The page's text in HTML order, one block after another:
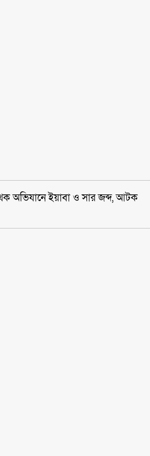
অভিযানে ইয়াবা ও সার জব্দ, আটক